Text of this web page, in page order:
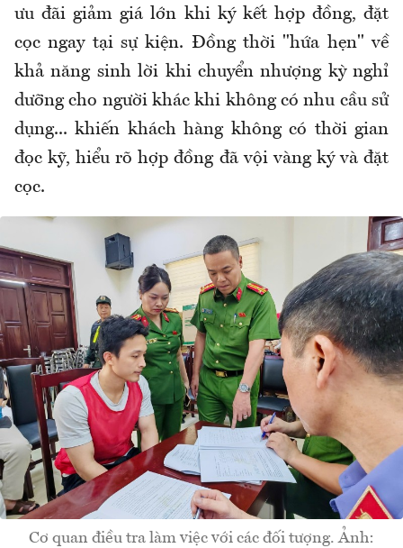
ưu đãi giảm giá lớn khi ký kết hợp đồng, đặt
cọc ngay tại sự kiện. Đồng thời "hứa hẹn" về
khả năng sinh lời khi chuyển nhượng kỳ nghỉ
dưỡng cho người khác khi không có nhu cầu sử
dụng... khiến khách hàng không có thời gian
đọc kỹ, hiểu rõ hợp đồng đã vội vàng ký và đặt
cọc.
Cơ quan điều tra làm việc với các đối tượng. Ảnh: